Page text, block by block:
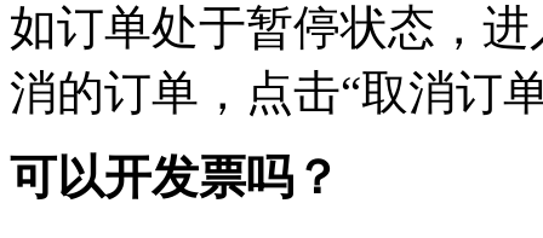
如订单处于暂停状态，
消的订单，点击“取消订
可以开发票吗？